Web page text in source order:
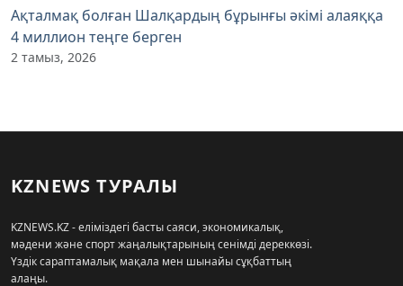
Ақталмақ болған Шалқардың бұрынғы әкімі алаяққа
4 миллион теңге берген
2 тамыз, 2026
KZNEWS ТУРАЛЫ
KZNEWS.KZ - еліміздегі басты саяси, экономикалық,
мәдени және спорт жаңалықтарының сенімді дереккөзі.
Үздік сараптамалық мақала мен шынайы сұқбаттың
алаңы.